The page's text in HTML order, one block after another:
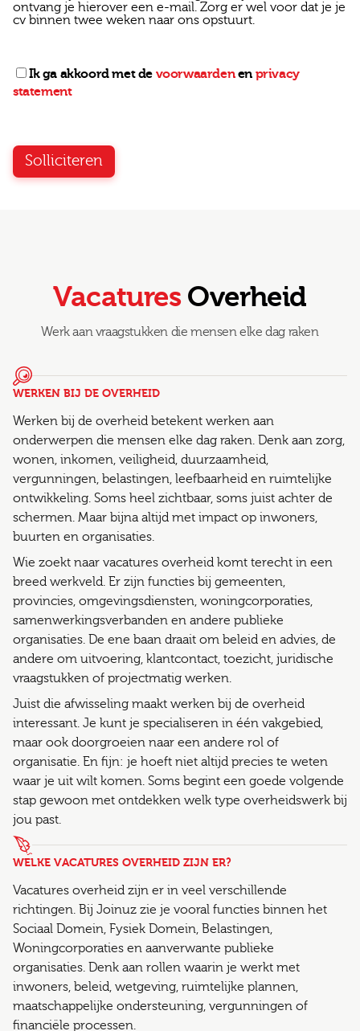
ontvang je hierover een e-mail. Zorg er wel voor dat je je
cv binnen twee weken naar ons opstuurt.
Ik ga akkoord met de voorwaardenen privacy
statement
Solliciteren
VacaturesOverheid
Werk aan vraagstukken die mensen elke dag raken
WERKEN BIJ DE OVERHEID
Werken bij de overheid betekent werken aan
onderwerpen die mensen elke dag raken. Denk aan zorg,
wonen, inkomen, veiligheid, duurzaamheid,
vergunningen, belastingen, leefbaarheid en ruimtelijke
ontwikkeling. Soms heel zichtbaar, soms juist achter de
schermen. Maar bijna altijd met impact op inwoners,
buurten en organisaties.
Wie zoekt naar vacatures overheid komt terecht in een
breed werkveld. Er zijn functies bij gemeenten,
provincies, omgevingsdiensten, woningcorporaties,
samenwerkingsverbanden en andere publieke
organisaties. De ene baan draait om beleid en advies, de
andere om uitvoering, klantcontact, toezicht, juridische
vraagstukken of projectmatig werken.
Juist die afwisseling maakt werken bij de overheid
interessant. Je kunt je specialiseren in één vakgebied,
maar ook doorgroeien naar een andere rol of
organisatie. En fijn: je hoeft niet altijd precies te weten
waar je uit wilt komen. Soms begint een goede volgende
stap gewoon met ontdekken welk type overheidswerk bij
jou past.
WELKE VACATURES OVERHEID ZIJN ER?
Vacatures overheid zijn er in veel verschillende
richtingen. Bij Joinuz zie je vooral functies binnen het
Sociaal Domein, Fysiek Domein, Belastingen,
Woningcorporaties en aanverwante publieke
organisaties. Denk aan rollen waarin je werkt met
inwoners, beleid, wetgeving, ruimtelijke plannen,
maatschappelijke ondersteuning, vergunningen of
financiële processen.